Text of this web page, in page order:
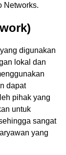
Networks.
digunakan
lokal dan
dapat
pihak yang
untuk
sangat
yang